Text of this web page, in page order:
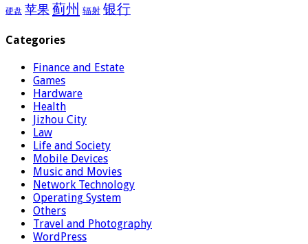
硬盘 苹果 蓟州 辐射 银行
Categories
Finance and Estate
Games
Hardware
Health
Jizhou City
Law
Life and Society
Mobile Devices
Music and Movies
Network Technology
Operating System
Others
Travel and Photography
WordPress